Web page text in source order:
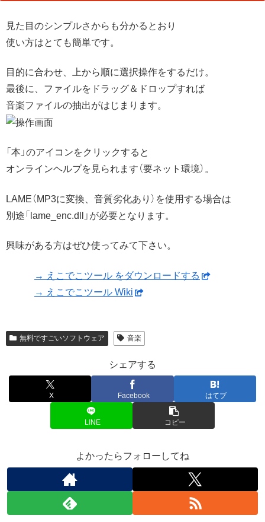
見た目のシンプルさからも分かるとおり
使い方はとても簡単です。
目的に合わせ、上から順に選択操作をするだけ。
最後に、ファイルをドラッグ＆ドロップすれば
音楽ファイルの抽出がはじまります。
「本」のアイコンをクリックすると
オンラインヘルプを見られます（要ネット環境）。
LAME（MP3に変換、音質劣化あり）を使用する場合は
別途「lame_enc.dll」が必要となります。
興味がある方はぜひ使ってみて下さい。
→ えこでこツール をダウンロードする
→ えこでこツール Wiki
無料ですごいソフトウェア 音楽
シェアする
X Facebook はてブ
LINE コピー
よかったらフォローしてね